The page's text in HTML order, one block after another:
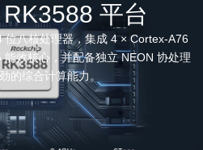
平台
位八核处理器，集成 4 × Cortex-A76
效核心，并配备独立 NEON 协处理
的综合计算能力。